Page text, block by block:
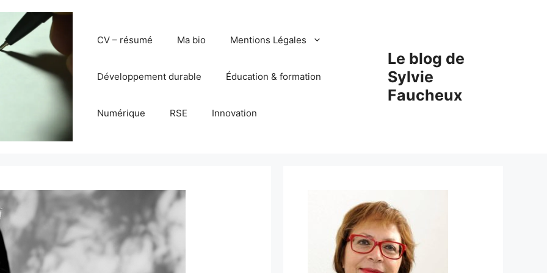
Le blog de
Sylvie
Faucheux
CV – résumé Ma bio Mentions Légales
Développement durable Éducation & formation
Numérique RSE Innovation